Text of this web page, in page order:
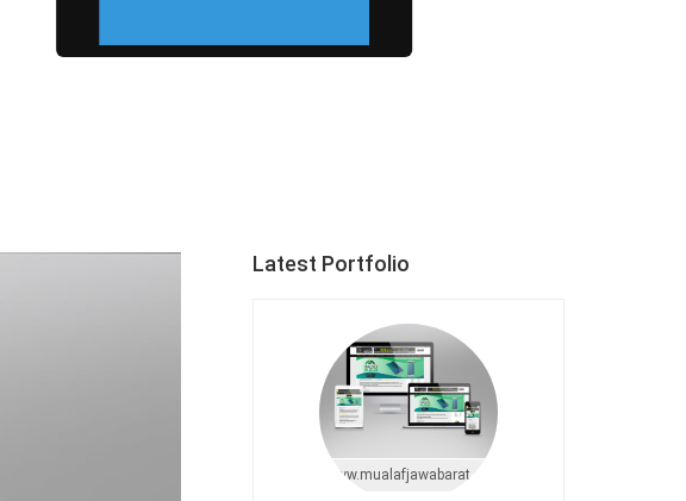
Latest Portfolio
www.mualafjawabarat.com